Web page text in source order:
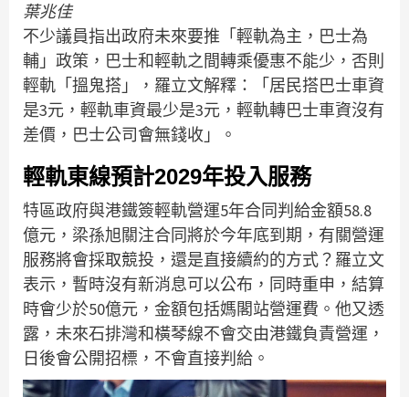
葉兆佳
不少議員指出政府未來要推「輕軌為主，巴士為
輔」政策，巴士和輕軌之間轉乘優惠不能少，否則
輕軌「搵鬼搭」，羅立文解釋：「居民搭巴士車資
是3元，輕軌車資最少是3元，輕軌轉巴士車資沒有
差價，巴士公司會無錢收」。
輕軌東線預計2029年投入服務
特區政府與港鐵簽輕軌營運5年合同判給金額58.8
億元，梁孫旭關注合同將於今年底到期，有關營運
服務將會採取競投，還是直接續約的方式？羅立文
表示，暫時沒有新消息可以公布，同時重申，結算
時會少於50億元，金額包括媽閣站營運費。他又透
露，未來石排灣和橫琴線不會交由港鐵負責營運，
日後會公開招標，不會直接判給。